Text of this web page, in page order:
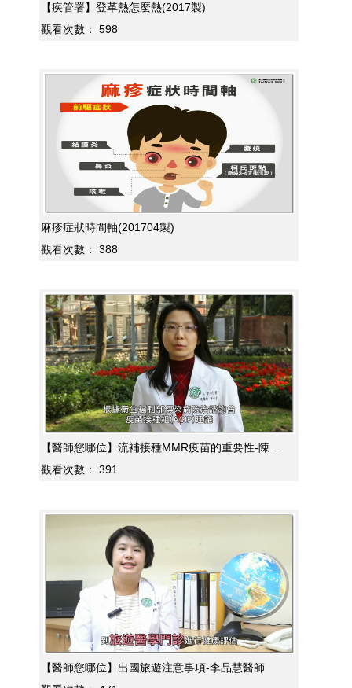
【疾管署】登革熱怎麼熱(2017製)
觀看次數：
598
麻疹症狀時間軸(201704製)
觀看次數：
388
【醫師您哪位】流補接種MMR疫苗的重要性-陳...
觀看次數：
391
【醫師您哪位】出國旅遊注意事項-李品慧醫師